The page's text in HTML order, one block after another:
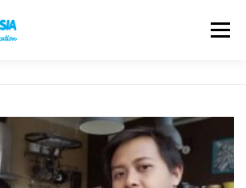
Menu
TESTIMONI PROFIL ALUMNI